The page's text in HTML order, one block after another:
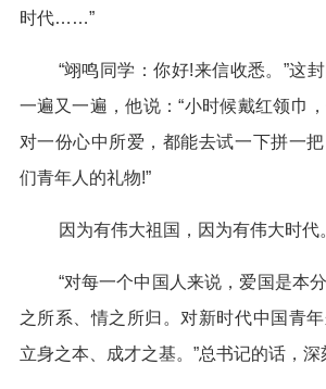
时代……”
“翊鸣同学：你好!来信收悉。”这
一遍又一遍，他说：“小时候戴红领巾
对一份心中所爱，都能去试一下拼一
们青年人的礼物!”
因为有伟大祖国，因为有伟大时代
“对每一个中国人来说，爱国是本
之所系、情之所归。对新时代中国青
立身之本、成才之基。”总书记的话，深